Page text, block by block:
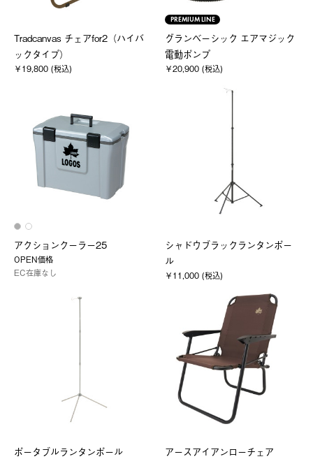
Tradcanvas チェアfor2（ハイバ
ックタイプ）
￥19,800 (税込)
PREMIUM LINE
グランベーシック エアマジック
電動ポンプ
￥20,900 (税込)
アクションクーラー25
OPEN価格
EC在庫なし
シャドウブラックランタンポー
ル
￥11,000 (税込)
ポータブルランタンポール アースアイアンローチェア